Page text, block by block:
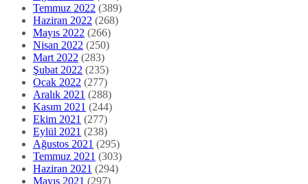
Temmuz 2022 (389)
Haziran 2022 (268)
Mayıs 2022 (266)
Nisan 2022 (250)
Mart 2022 (283)
Şubat 2022 (235)
Ocak 2022 (277)
Aralık 2021 (288)
Kasım 2021 (244)
Ekim 2021 (277)
Eylül 2021 (238)
Ağustos 2021 (295)
Temmuz 2021 (303)
Haziran 2021 (294)
Mayıs 2021 (297)